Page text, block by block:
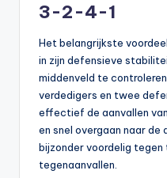
3-2-4-1
Het belangrijkste
in zijn defensieve
middenveld te
verdedigers en twee
effectief de aanvallen
en snel overgaan naar de
bijzonder voordelig tegen
tegenaanvallen.